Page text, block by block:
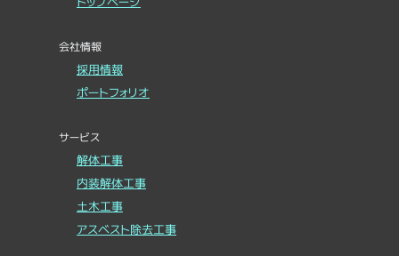
会社情報
採用情報
ポートフォリオ
サービス
解体工事
内装解体工事
土木工事
アスベスト除去工事